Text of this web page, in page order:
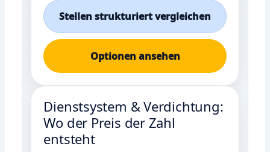
Stellen strukturiert vergleichen
Optionen ansehen
Dienstsystem & Verdichtung:
Wo der Preis der Zahl
entsteht